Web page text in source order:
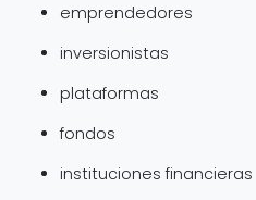
emprendedores
inversionistas
plataformas
fondos
instituciones financieras